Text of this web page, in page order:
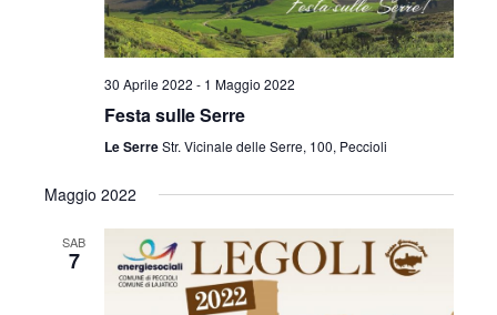
30 Aprile 2022 - 1 Maggio 2022
Festa sulle Serre
Le SerreStr. Vicinale delle Serre, 100, Peccioli
Maggio 2022
SAB
7